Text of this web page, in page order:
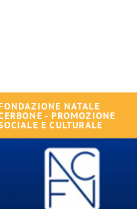
NATALE
- PROMOZIONE
E CULTURALE